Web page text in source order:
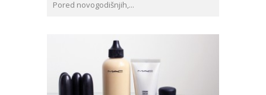
Pored novogodišnjih,...